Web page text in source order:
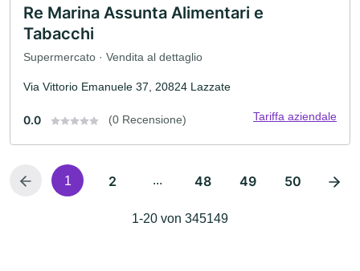
Re Marina Assunta Alimentari e
Tabacchi
Supermercato · Vendita al dettaglio
Via Vittorio Emanuele 37, 20824 Lazzate
0.0 (0 Recensione) Tariffa aziendale
1 2 ... 48 49 50
1-20 von 345149